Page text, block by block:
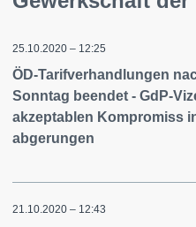
25.10.2020 – 12:25
ÖD-Tarifverhandlungen
Sonntag beendet - GdP-
akzeptablen Kompromiss
abgerungen
21.10.2020 – 12:43